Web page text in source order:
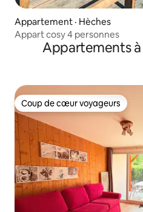
Appartement · Hèches
Appart cosy 4 personnes
Appartements à
Coup de cœur voyageurs
Coup de cœur voyageurs